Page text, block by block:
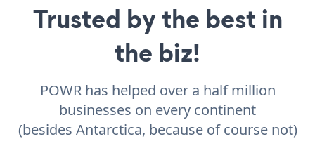
Trusted by the best in
the biz!
POWR has helped over a half million
businesses on every continent
(besides Antarctica, because of course not)